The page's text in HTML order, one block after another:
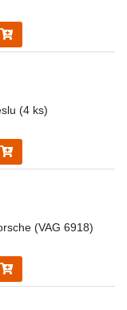
(4 ks)
(VAG 6918)